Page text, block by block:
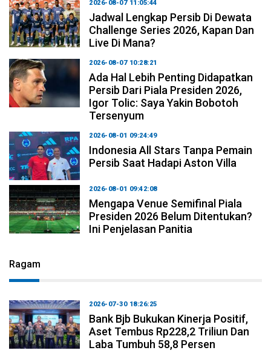
2026-08-07 11:05:44
Jadwal Lengkap Persib Di Dewata
Challenge Series 2026, Kapan Dan
Live Di Mana?
2026-08-07 10:28:21
Ada Hal Lebih Penting Didapatkan
Persib Dari Piala Presiden 2026,
Igor Tolic: Saya Yakin Bobotoh
Tersenyum
2026-08-01 09:24:49
Indonesia All Stars Tanpa Pemain
Persib Saat Hadapi Aston Villa
2026-08-01 09:42:08
Mengapa Venue Semifinal Piala
Presiden 2026 Belum Ditentukan?
Ini Penjelasan Panitia
Ragam
2026-07-30 18:26:25
Bank Bjb Bukukan Kinerja Positif,
Aset Tembus Rp228,2 Triliun Dan
Laba Tumbuh 58,8 Persen